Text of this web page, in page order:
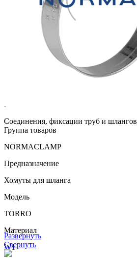
Соединения, фиксации труб и шлангов
Группа товаров
NORMACLAMP
Предназначение
Хомуты для шланга
Модель
TORRO
Материал
W1
Развернуть
Свернуть